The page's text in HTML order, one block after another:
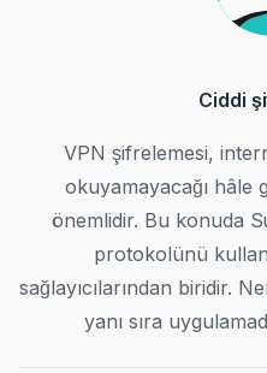
Ciddi
VPN şifrelemesi,
okuyamayacağı hâle
önemlidir. Bu konuda
protokolünü
sağlayıcılarından biridir.
yanı sıra